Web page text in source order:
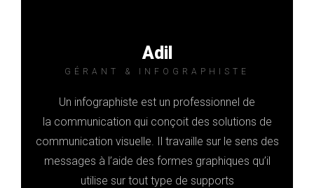
Adil
GÉRANT & INFOGRAPHISTE
Un infographiste est un professionnel de
la communication qui conçoit des solutions de
communication visuelle. Il travaille sur le sens des
messages à l’aide des formes graphiques qu’il
utilise sur tout type de supports